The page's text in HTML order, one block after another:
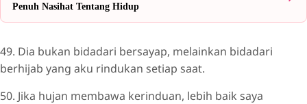
Penuh Nasihat Tentang Hidup
49. Dia bukan bidadari bersayap, melainkan bidadari
berhijab yang aku rindukan setiap saat.
50. Jika hujan membawa kerinduan, lebih baik saya